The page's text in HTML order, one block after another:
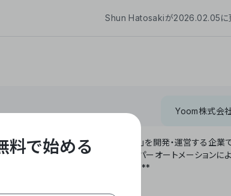
Shun Hatosakiが2026.02.05に
Yoom株式会社
ネスオートメーションSaaS「Yoom」を開発・運営する企業で
術をノーコードで組み合わせたハイパーオートメーションによ
動化するサービスを提供しています。**
料で始める